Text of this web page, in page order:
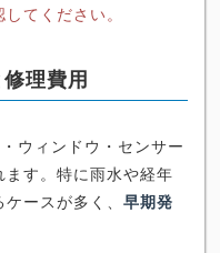
てください。
理費用
ウィンドウ・センサー
す。特に雨水や経年
ースが多く、 早期発